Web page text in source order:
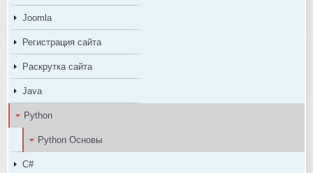
Joomla
Регистрация сайта
Раскрутка сайта
Java
Python
Python Основы
C#